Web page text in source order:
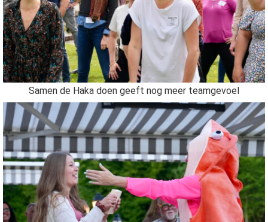
Samen de Haka doen geeft nog meer teamgevoel